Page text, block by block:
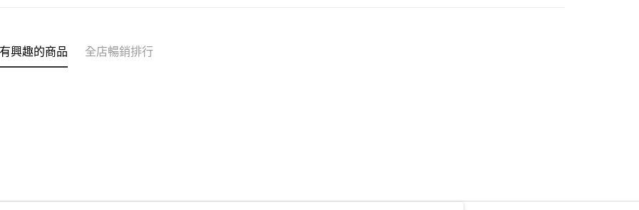
興趣的商品 全店暢銷排行